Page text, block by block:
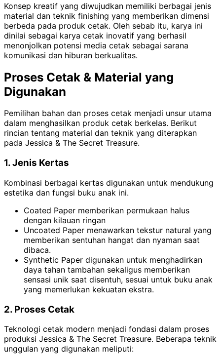
Konsep kreatif yang diwujudkan memiliki berbagai jenis
material dan teknik finishing yang memberikan dimensi
berbeda pada produk cetak. Oleh sebab itu, karya ini
dinilai sebagai karya cetak inovatif yang berhasil
menonjolkan potensi media cetak sebagai sarana
komunikasi dan hiburan berkualitas.
Proses Cetak & Material yang
Digunakan
Pemilihan bahan dan proses cetak menjadi unsur utama
dalam menghasilkan produk cetak berkelas. Berikut
rincian tentang material dan teknik yang diterapkan
pada Jessica & The Secret Treasure.
1. Jenis Kertas
Kombinasi berbagai kertas digunakan untuk mendukung
estetika dan fungsi buku anak ini.
Coated Paper memberikan permukaan halus
dengan kilauan ringan
Uncoated Paper menawarkan tekstur natural yang
memberikan sentuhan hangat dan nyaman saat
dibaca.
Synthetic Paper digunakan untuk menghadirkan
daya tahan tambahan sekaligus memberikan
sensasi unik saat disentuh, sesuai untuk buku anak
yang memerlukan kekuatan ekstra.
2. Proses Cetak
Teknologi cetak modern menjadi fondasi dalam proses
produksi Jessica & The Secret Treasure. Beberapa teknik
unggulan yang digunakan meliputi: